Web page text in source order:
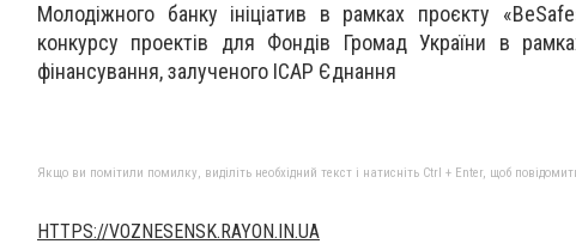
Молодіжного банку ініціатив в рамках проєкту
конкурсу проектів для Фондів Громад України в
фінансування, залученого ІСАР Єднання
Якщо ви помітили помилку, виділіть необхідний текст і натисніть Ctrl + Enter, щоб
HTTPS://VOZNESENSK.RAYON.IN.UA